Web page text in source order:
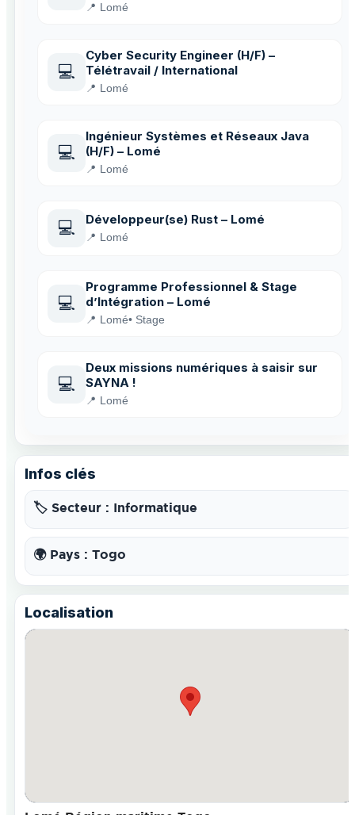
📍 Lomé
💻
Cyber Security Engineer (H/F) –
Télétravail / International
📍 Lomé
💻
Ingénieur Systèmes et Réseaux Java
(H/F) – Lomé
📍 Lomé
💻 Développeur(se) Rust – Lomé
📍 Lomé
💻
Programme Professionnel & Stage
d’Intégration – Lomé
📍 Lomé• Stage
💻
Deux missions numériques à saisir sur
SAYNA !
📍 Lomé
Infos clés
🏷️ Secteur : Informatique
🌍 Pays : Togo
Localisation